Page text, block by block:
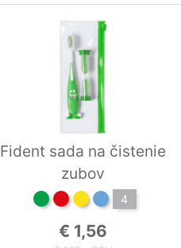
Fident sada na čistenie
zubov
4
€ 1,56